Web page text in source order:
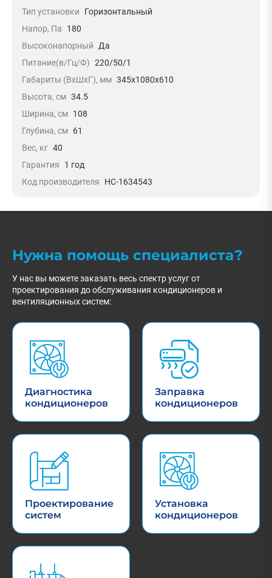
Тип установки
Горизонтальный
Напор, Па
180
Высоконапорный
Да
Питание(в/Гц/Ф) 220/50/1
Габариты (ВxШxГ), мм 345x1080x610
Высота, см 34.5
Ширина, см 108
Глубина, см 61
Вес, кг 40
Гарантия
1 год
Код производителя
НС-1634543
Нужна помощь специалиста?
У нас вы можете заказать весь спектр услуг от
проектирования до обслуживания кондиционеров и
вентиляционных систем:
Диагностика
кондиционеров
Заправка
кондиционеров
Проектирование
систем
Установка
кондиционеров